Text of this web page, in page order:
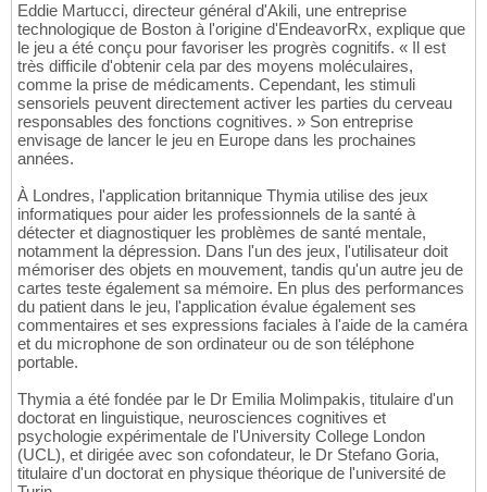
Eddie Martucci, directeur général d'Akili, une entreprise
technologique de Boston à l'origine d'EndeavorRx, explique que
le jeu a été conçu pour favoriser les progrès cognitifs. « Il est
très difficile d'obtenir cela par des moyens moléculaires,
comme la prise de médicaments. Cependant, les stimuli
sensoriels peuvent directement activer les parties du cerveau
responsables des fonctions cognitives. » Son entreprise
envisage de lancer le jeu en Europe dans les prochaines
années.
À Londres, l'application britannique Thymia utilise des jeux
informatiques pour aider les professionnels de la santé à
détecter et diagnostiquer les problèmes de santé mentale,
notamment la dépression. Dans l'un des jeux, l'utilisateur doit
mémoriser des objets en mouvement, tandis qu'un autre jeu de
cartes teste également sa mémoire. En plus des performances
du patient dans le jeu, l'application évalue également ses
commentaires et ses expressions faciales à l'aide de la caméra
et du microphone de son ordinateur ou de son téléphone
portable.
Thymia a été fondée par le Dr Emilia Molimpakis, titulaire d'un
doctorat en linguistique, neurosciences cognitives et
psychologie expérimentale de l'University College London
(UCL), et dirigée avec son cofondateur, le Dr Stefano Goria,
titulaire d'un doctorat en physique théorique de l'université de